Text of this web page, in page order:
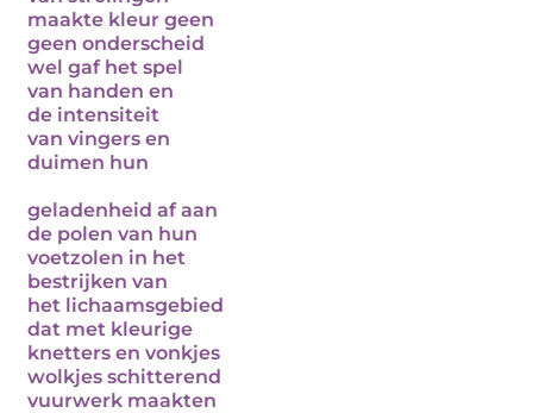
maakte kleur geen
geen onderscheid
wel gaf het spel
van handen en
de intensiteit
van vingers en
duimen hun
geladenheid af aan
de polen van hun
voetzolen in het
bestrijken van
het lichaamsgebied
dat met kleurige
knetters en vonkjes
wolkjes schitterend
vuurwerk maakten